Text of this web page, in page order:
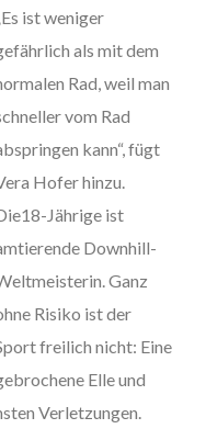
ist weniger
als mit dem
Rad, weil man
vom Rad
kann“, fügt
Hofer hinzu.
Jährige ist
Downhill-
Ganz
Risiko ist der
freilich nicht: Eine
Elle und
Verletzungen.